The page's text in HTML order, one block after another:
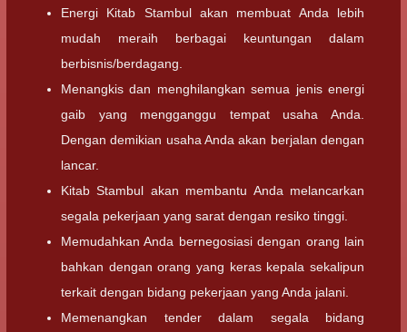
Energi Kitab Stambul akan membuat Anda lebih
mudah meraih berbagai keuntungan dalam
berbisnis/berdagang.
Menangkis dan menghilangkan semua jenis energi
gaib yang mengganggu tempat usaha Anda.
Dengan demikian usaha Anda akan berjalan dengan
lancar.
Kitab Stambul akan membantu Anda melancarkan
segala pekerjaan yang sarat dengan resiko tinggi.
Memudahkan Anda bernegosiasi dengan orang lain
bahkan dengan orang yang keras kepala sekalipun
terkait dengan bidang pekerjaan yang Anda jalani.
Memenangkan tender dalam segala bidang